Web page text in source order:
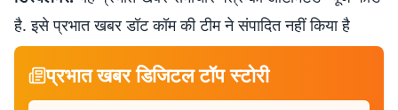
है. इसे प्रभात खबर डॉट कॉम की टीम ने संपादित नहीं किया है
प्रभात खबर डिजिटल टॉप स्टोरी